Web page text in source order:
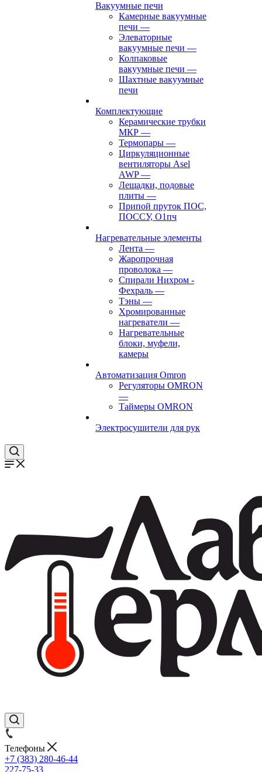
Вакуумные печи
Камерные вакуумные
печи —
Элеваторные
вакуумные печи —
Колпаковые
вакуумные печи —
Шахтные вакуумные
печи
Комплектующие
Керамические трубки
МКР —
Термопары —
Циркуляционные
вентиляторы Asel
AWP—
Лещадки, подовые
плиты —
Припой пруток ПОС,
ПОССУ, О1пч
Нагревательные элементы
Лента —
Жаропрочная
проволока —
Спирали Нихром -
Фехраль —
Тэны —
Хромированные
нагреватели —
Нагревательные
блоки, муфели,
камеры
Автоматизация Omron
Регуляторы OMRON
—
Таймеры OMRON
Электросушители для рук
Телефоны
+7 (383) 280-46-44
227-75-33